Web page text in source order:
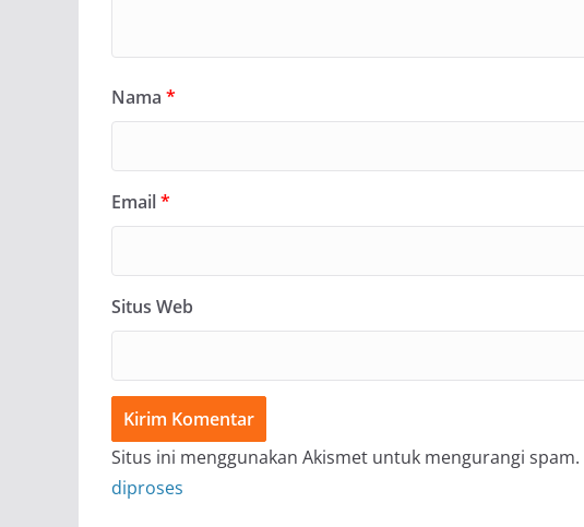
Nama *
Email*
Situs Web
Situs ini menggunakan Akismet untuk mengurangi spam.
diproses